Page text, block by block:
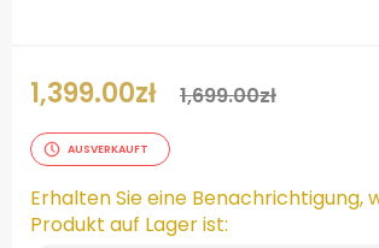
1,399.00zł 1,699.00zł
AUSVERKAUFT
Erhalten Sie eine Benachrichtigung,
Produkt auf Lager ist: